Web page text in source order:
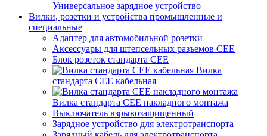
Универсальное зарядное устройство
Вилки, розетки и устройства промышленные и
специальные
Адаптер для автомобильной розетки
Аксессуары для штепсельных разъемов CEE
Блок розеток стандарта CEE
Вилка
стандарта CEE кабельная
Вилка стандарта CEE накладного монтажа
Выключатель взрывозащищенный
Зарядное устройство для электротранспорта